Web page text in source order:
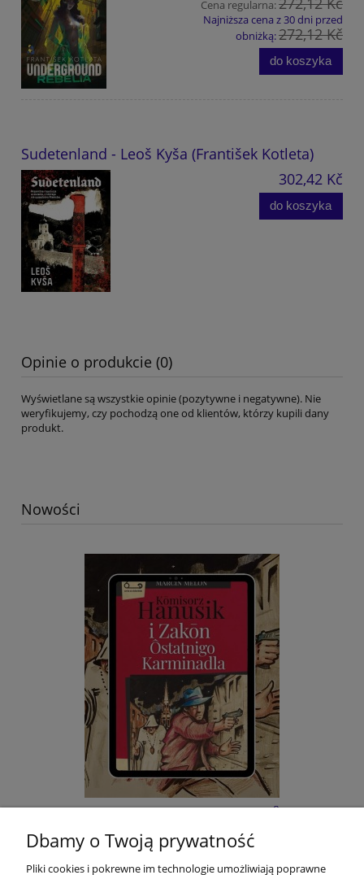
Cena regularna:
Najniższa cena z 30 dni przed
obniżką:272,12 Kč
do koszyka
Sudetenland - Leoš Kyša (František Kotleta)
302,42 Kč
do koszyka
Opinie o produkcie (0)
Wyświetlane są wszystkie opinie (pozytywne i negatywne). Nie
weryfikujemy, czy pochodzą one od klientów, którzy kupili dany
produkt.
Nowości
E-BOOK: Kōmisorz Hanusik i Zakōn Ôstatnigo
Karminadla - M. Melon
Dbamy o Twoją prywatność
Pliki cookies i pokrewne im technologie umożliwiają poprawne